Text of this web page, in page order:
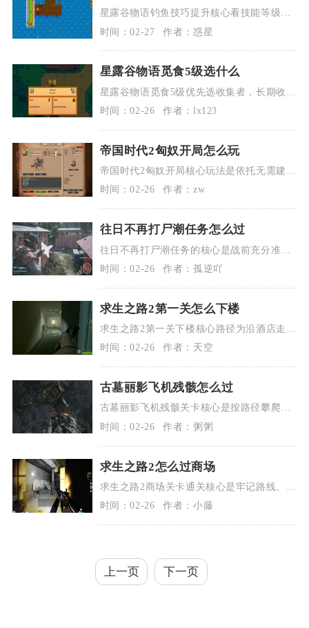
星露谷物语钓鱼技巧提升核心看技能等级成
长、装备适配、操作熟练度与场景道具利用
四大...
时间：02-27 作者：惑星
星露谷物语觅食5级选什么
星露谷物语觅食5级优先选收集者，长期收益
远超护林人，适配多数玩法；仅极端缺木材
的...
时间：02-26 作者：lx123
帝国时代2匈奴开局怎么玩
帝国时代2匈奴开局核心玩法是依托无需建造
房屋的文明特性，以黑暗时代极速经济运营
为...
时间：02-26 作者：zw
往日不再打尸潮任务怎么过
往日不再打尸潮任务的核心是战前充分准
备、利用地形卡位、优先环境爆炸物清场，
搭配高...
时间：02-26 作者：孤逆吖
求生之路2第一关怎么下楼
求生之路2第一关下楼核心路径为沿酒店走廊
推进，破窗绕开火海后走应急楼梯，最终搭
乘...
时间：02-26 作者：天空
古墓丽影飞机残骸怎么过
古墓丽影飞机残骸关卡核心是按路径攀爬、
抓稳交互、限时跳跃，依次通过机鼻、机
身、机...
时间：02-26 作者：粥粥
求生之路2怎么过商场
求生之路2商场关卡通关核心是牢记路线、控
资源、稳配合，按一楼→二楼→警报区→三
楼...
时间：02-26 作者：小藤
上一页 下一页